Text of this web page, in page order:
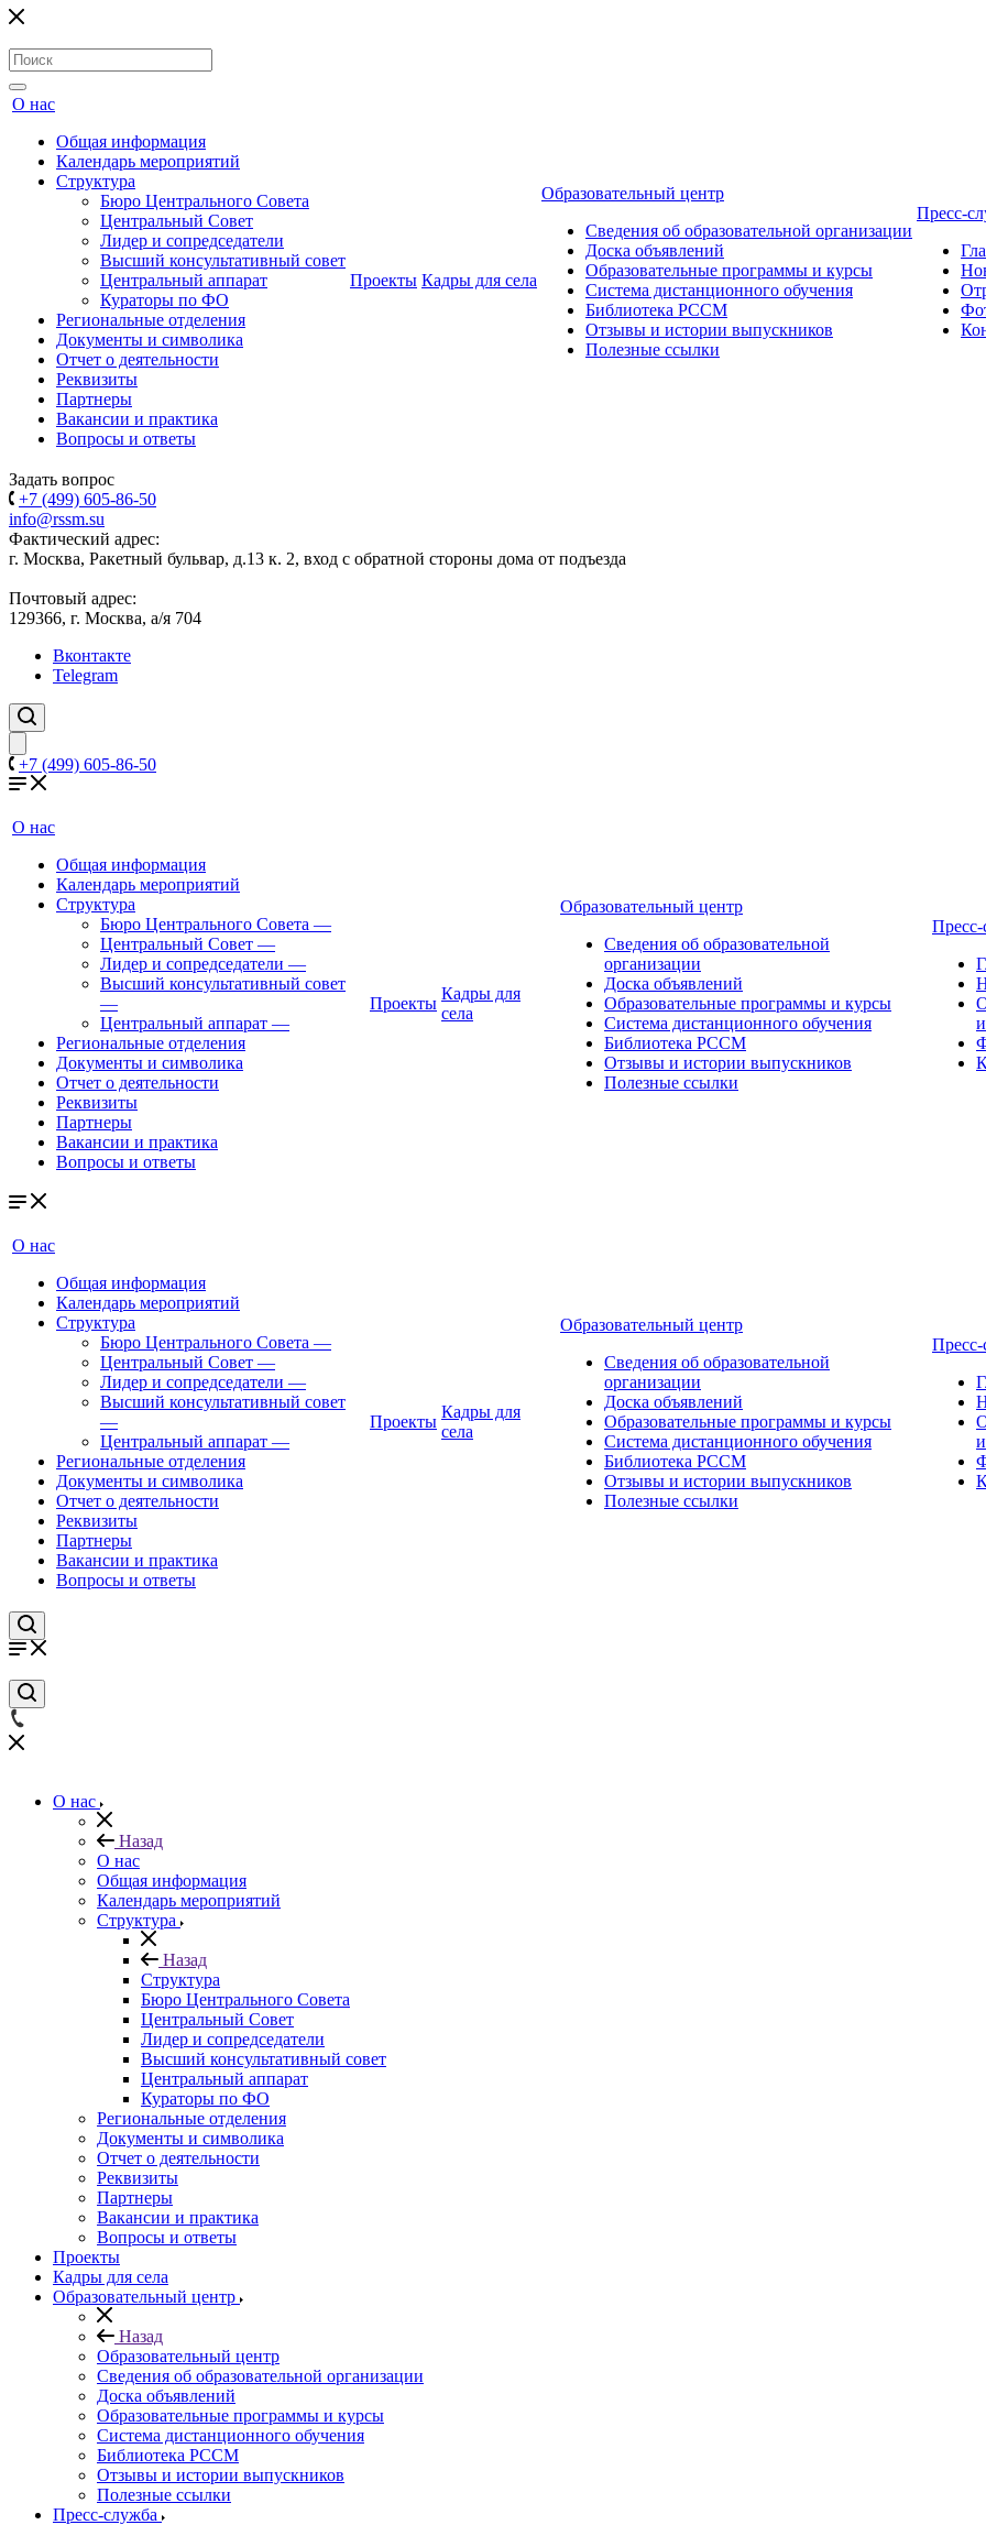
О нас
Общая информация
Календарь мероприятий
Структура
Бюро Центрального Совета
Центральный Совет
Лидер и сопредседатели
Высший консультативный совет
Центральный аппарат
Кураторы по ФО
Региональные отделения
Документы и символика
Отчет о деятельности
Реквизиты
Партнеры
Вакансии и практика
Вопросы и ответы
Проекты Кадры для села
Образовательный центр
Сведения об образовательной организации
Доска объявлений
Образовательные программы и курсы
Система дистанционного обучения
Библиотека РССМ
Отзывы и истории выпускников
Полезные ссылки
Пресс-
Задать вопрос
+7 (499) 605-86-50
info@rssm.su
Фактический адрес:
г. Москва, Ракетный бульвар, д.13 к. 2, вход с обратной стороны дома от подъезда
Почтовый адрес:
129366, г. Москва, а/я 704
Вконтакте
Telegram
+7 (499) 605-86-50
О нас
Общая информация
Календарь мероприятий
Структура
Бюро Центрального Совета —
Центральный Совет —
Лидер и сопредседатели —
Высший консультативный совет
—
Центральный аппарат —
Региональные отделения
Документы и символика
Отчет о деятельности
Реквизиты
Партнеры
Вакансии и практика
Вопросы и ответы
Проекты
Кадры для
села
Образовательный центр
Сведения об образовательной
организации
Доска объявлений
Образовательные программы и курсы
Система дистанционного обучения
Библиотека РССМ
Отзывы и истории выпускников
Полезные ссылки
Пресс-
О нас
Общая информация
Календарь мероприятий
Структура
Бюро Центрального Совета —
Центральный Совет —
Лидер и сопредседатели —
Высший консультативный совет
—
Центральный аппарат —
Региональные отделения
Документы и символика
Отчет о деятельности
Реквизиты
Партнеры
Вакансии и практика
Вопросы и ответы
Проекты
Кадры для
села
Образовательный центр
Сведения об образовательной
организации
Доска объявлений
Образовательные программы и курсы
Система дистанционного обучения
Библиотека РССМ
Отзывы и истории выпускников
Полезные ссылки
Пресс-
О нас
Назад
О нас
Общая информация
Календарь мероприятий
Структура
Назад
Структура
Бюро Центрального Совета
Центральный Совет
Лидер и сопредседатели
Высший консультативный совет
Центральный аппарат
Кураторы по ФО
Региональные отделения
Документы и символика
Отчет о деятельности
Реквизиты
Партнеры
Вакансии и практика
Вопросы и ответы
Проекты
Кадры для села
Образовательный центр
Назад
Образовательный центр
Сведения об образовательной организации
Доска объявлений
Образовательные программы и курсы
Система дистанционного обучения
Библиотека РССМ
Отзывы и истории выпускников
Полезные ссылки
Пресс-служба